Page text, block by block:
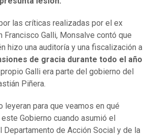
las críticas realizadas por el ex
Francisco Galli, Monsalve contó que
hizo una auditoría y una fiscalización a
de gracia durante todo el año
Galli era parte del gobierno del
Piñera.
leyeran para que veamos en qué
Gobierno cuando asumió el
Departamento de Acción Social y de la